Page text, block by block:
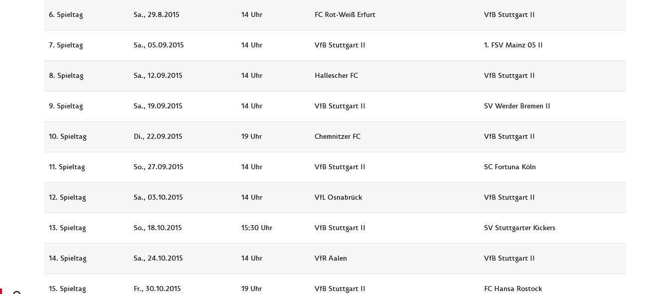
6. Spieltag Sa., 29.8.2015 14 Uhr FC Rot-Weiß Erfurt VfB Stuttgart II
7. Spieltag Sa., 05.09.2015 14 Uhr VfB Stuttgart II 1. FSV Mainz 05 II
8. Spieltag Sa., 12.09.2015 14 Uhr Hallescher FC VfB Stuttgart II
9. Spieltag Sa., 19.09.2015 14 Uhr VfB Stuttgart II SV Werder Bremen II
10. Spieltag Di., 22.09.2015 19 Uhr Chemnitzer FC VfB Stuttgart II
11. Spieltag So., 27.09.2015 14 Uhr VfB Stuttgart II SC Fortuna Köln
12. Spieltag Sa., 03.10.2015 14 Uhr VfL Osnabrück VfB Stuttgart II
13. Spieltag So., 18.10.2015 15:30 Uhr VfB Stuttgart II SV Stuttgarter Kickers
14. Spieltag Sa., 24.10.2015 14 Uhr VfR Aalen VfB Stuttgart II
15. Spieltag Fr., 30.10.2015 19 Uhr VfB Stuttgart II FC Hansa Rostock